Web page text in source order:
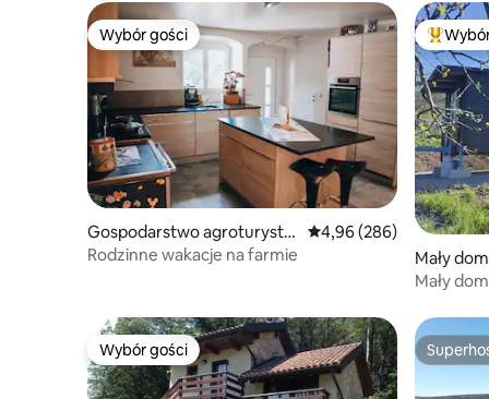
Wybór gości
Wybór gości
Gospodarstwo agroturysty
czne
Średnia ocena: 4,96 na
4,96 (286)
Rodzinne wakacje na farmie
Mały
Mały
Wybór gości
Wybór gości